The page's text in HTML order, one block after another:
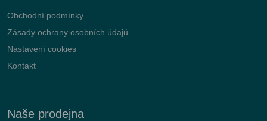
Obchodní podmínky
Zásady ochrany osobních údajů
Nastavení cookies
Kontakt
Naše prodejna